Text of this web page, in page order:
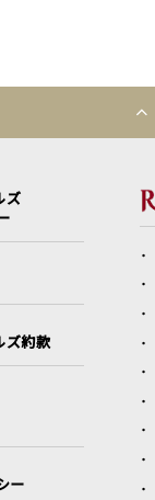
ズ
ズ約款
ー